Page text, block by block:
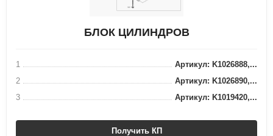
БЛОК ЦИЛИНДРОВ
1
Артикул: K1026888,...
2
Артикул: K1026890,...
3
Артикул: K1019420,...
Получить КП